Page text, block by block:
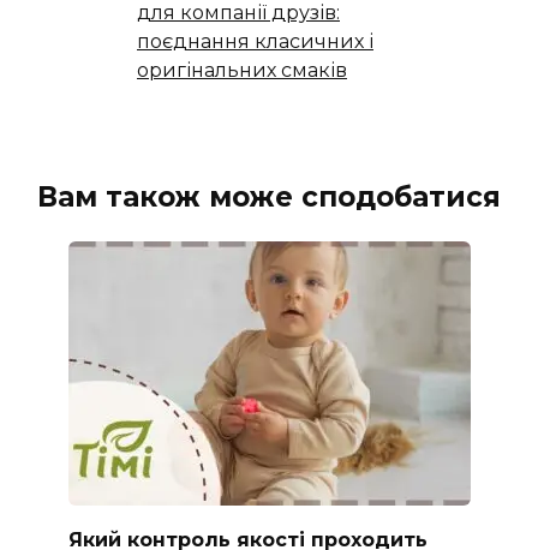
для компанії друзів:
поєднання класичних і
оригінальних смаків
Вам також може сподобатися
Який контроль якості проходить